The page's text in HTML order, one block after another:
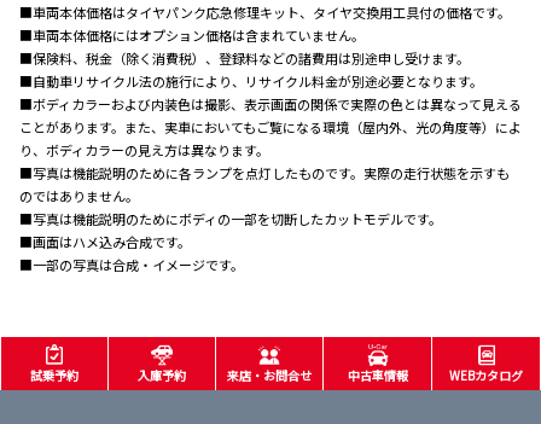
■車両本体価格はタイヤパンク応急修理キット、タイヤ交換用工具付の価格です。
■車両本体価格にはオプション価格は含まれていません。
■保険料、税金（除く消費税）、登録料などの諸費用は別途申し受けます。
■自動車リサイクル法の施行により、リサイクル料金が別途必要となります。
■ボディカラーおよび内装色は撮影、表示画面の関係で実際の色とは異なって見える
ことがあります。また、実車においてもご覧になる環境（屋内外、光の角度等）によ
り、ボディカラーの見え方は異なります。
■写真は機能説明のために各ランプを点灯したものです。実際の走行状態を示すも
のではありません。
■写真は機能説明のためにボディの一部を切断したカットモデルです。
■画面はハメ込み合成です。
■一部の写真は合成・イメージです。
試乗予約 入庫予約 来店・お問合せ 中古車情報 WEBカタログ